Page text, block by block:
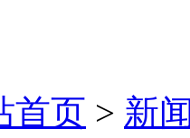
首页 > 新